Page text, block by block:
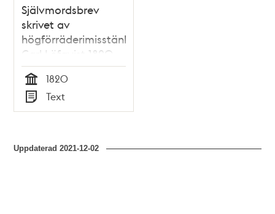
Självmordsbrev
skrivet av
högförräderimisstänkte
Carl Löfqvist 1820
Tid
1820
Typ
Text
Uppdaterad2021-12-02